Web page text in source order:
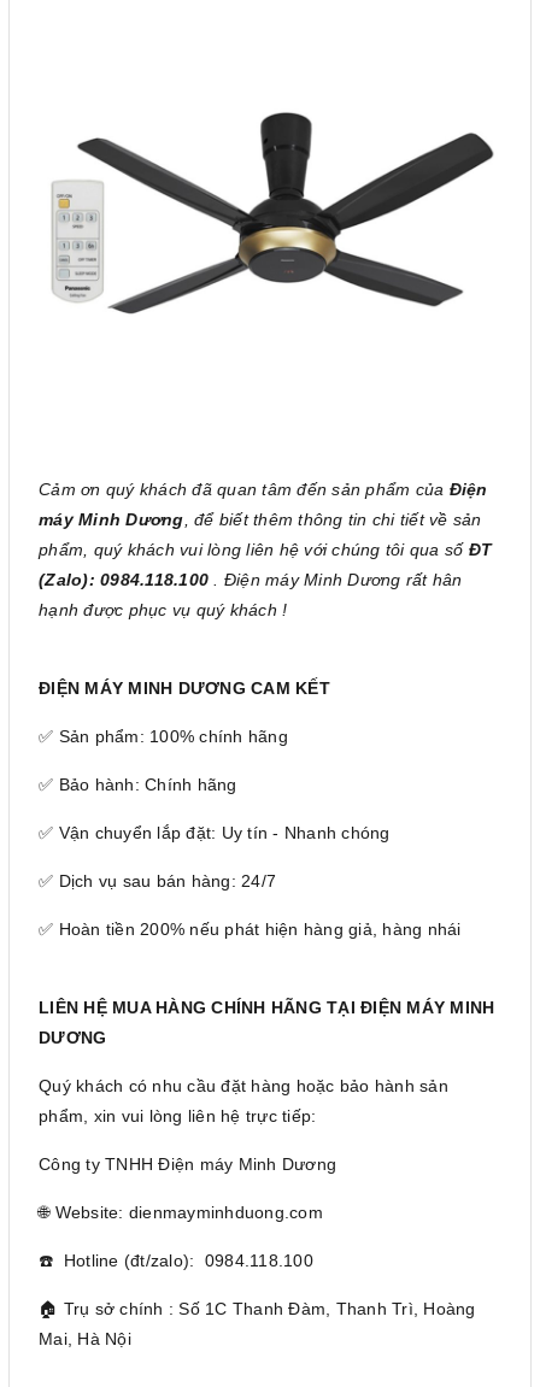
Cảm ơn quý khách đã quan tâm đến sản phẩm của Điện
máy Minh Dương , để biết thêm thông tin chi tiết về sản
phẩm, quý khách vui lòng liên hệ với chúng tôi qua số ĐT
(Zalo): 0984.118.100
. Điện máy Minh Dương rất hân
hạnh được phục vụ quý khách !
ĐIỆN MÁY MINH DƯƠNG CAM KẾT
✅ Sản phẩm: 100% chính hãng
✅ Bảo hành: Chính hãng
✅ Vận chuyển lắp đặt: Uy tín - Nhanh chóng
✅ Dịch vụ sau bán hàng: 24/7
✅ Hoàn tiền 200% nếu phát hiện hàng giả, hàng nhái
LIÊN HỆ MUA HÀNG CHÍNH HÃNG TẠI ĐIỆN MÁY MINH
DƯƠNG
Quý khách có nhu cầu đặt hàng hoặc bảo hành sản
phẩm, xin vui lòng liên hệ trực tiếp:
Công ty TNHH Điện máy Minh Dương
🌐 Website: dienmayminhduong.com
☎️ Hotline (đt/zalo): 0984.118.100
🏠 Trụ sở chính : Số 1C Thanh Đàm, Thanh Trì, Hoàng
Mai, Hà Nội